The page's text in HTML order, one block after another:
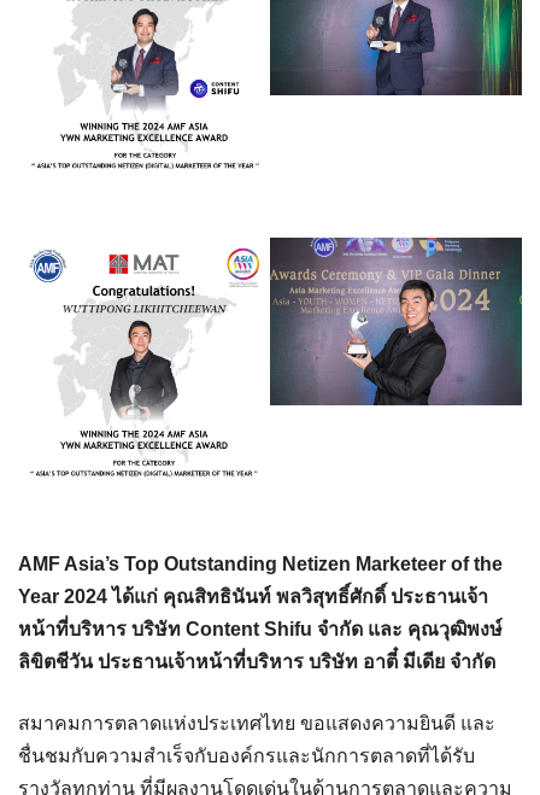
AMF Asia’s Top Outstanding Netizen Marketeer of the
Year 2024 ได้แก่ คุณสิทธินันท์ พลวิสุทธิ์ศักดิ์ ประธานเจ้า
หน้าที่บริหาร บริษัท Content Shifu จำกัด และ คุณวุฒิพงษ์
ลิขิตชีวัน ประธานเจ้าหน้าที่บริหาร บริษัท อาตี๋ มีเดีย จำกัด
สมาคมการตลาดแห่งประเทศไทย ขอแสดงความยินดี และ
ชื่นชมกับความสำเร็จกับองค์กรและนักการตลาดที่ได้รับ
รางวัลทุกท่าน ที่มีผลงานโดดเด่นในด้านการตลาดและความ